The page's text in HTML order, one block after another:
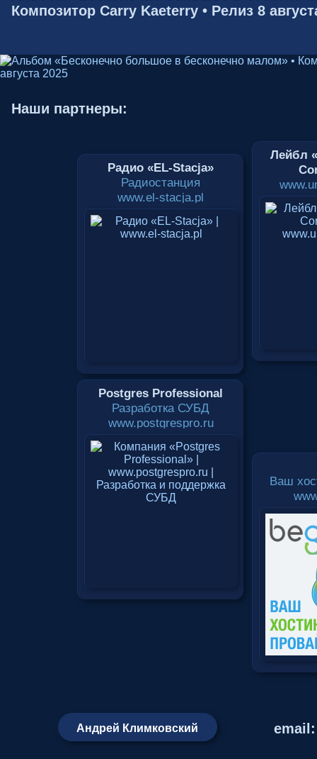
Композитор Carry Kaeterry • Релиз 8
Наши партнеры:
Радио «EL-Stacja»
Радиостанция
www.el-stacja.pl
Лейбл
Postgres Professional
Разработка СУБД
www.postgrespro.ru
Ваш
Андрей Климковский